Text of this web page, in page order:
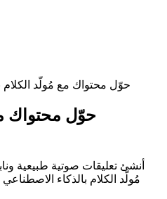
حوّل محتواك مع مُولّد الكلام
حوّل محتواك
أنشئ تعليقات صوتية طبيعية
مُولّد الكلام بالذكاء